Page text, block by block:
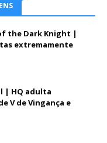
the Dark Knight |
extremamente
| HQ adulta
V de Vingança e